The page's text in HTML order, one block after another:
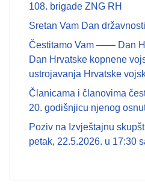
108. brigade ZNG RH
Sretan Vam Dan
Čestitamo Vam —— Dan
Dan Hrvatske kopnene
ustrojavanja Hrvatske
Članicama i članovima
20. godišnjicu njenog
Poziv na Izvještajnu
petak, 22.5.2026. u 17:30